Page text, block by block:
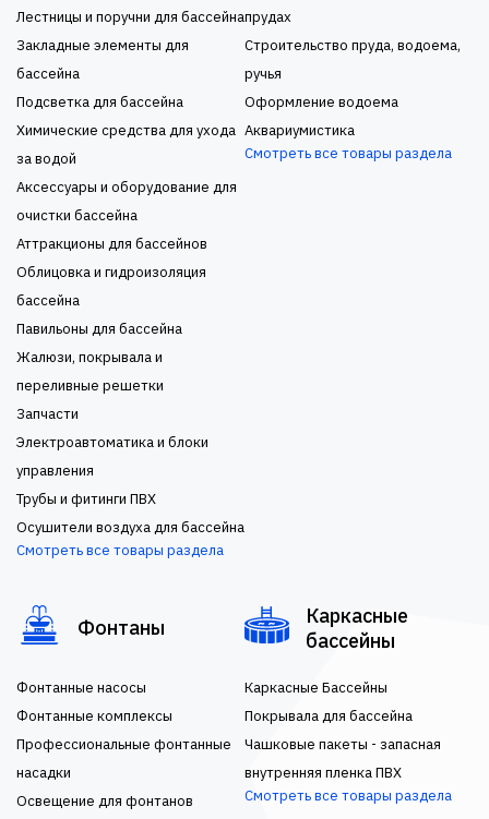
Лестницы и поручни для бассейна
Закладные элементы для
бассейна
Подсветка для бассейна
Химические средства для ухода
за водой
Аксессуары и оборудование для
очистки бассейна
Аттракционы для бассейнов
Облицовка и гидроизоляция
бассейна
Павильоны для бассейна
Жалюзи, покрывала и
переливные решетки
Запчасти
Электроавтоматика и блоки
управления
Трубы и фитинги ПВХ
Осушители воздуха для бассейна
Смотреть все товары раздела
прудах
Строительство пруда, водоема,
ручья
Оформление водоема
Аквариумистика
Смотреть все товары раздела
Фонтаны
Фонтанные насосы
Фонтанные комплексы
Профессиональные фонтанные
насадки
Освещение для фонтанов
Каркасные
бассейны
Каркасные Бассейны
Покрывала для бассейна
Чашковые пакеты - запасная
внутренняя пленка ПВХ
Смотреть все товары раздела